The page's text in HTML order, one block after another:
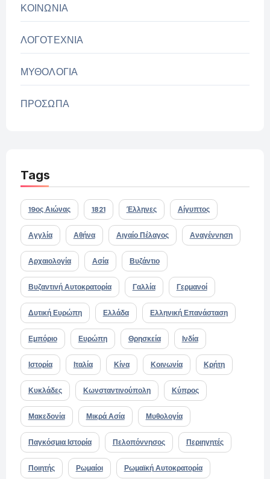
ΚΟΙΝΩΝΙΑ
ΛΟΓΟΤΕΧΝΙΑ
ΜΥΘΟΛΟΓΙΑ
ΠΡΟΣΩΠΑ
Tags
19ος Αιώνας 1821 Έλληνες Αίγυπτος
Αγγλία Αθήνα Αιγαίο Πέλαγος Αναγέννηση
Αρχαιολογία Ασία Βυζάντιο
Βυζαντινή Αυτοκρατορία Γαλλία Γερμανοί
Δυτική Ευρώπη Ελλάδα Ελληνική Επανάσταση
Εμπόριο Ευρώπη Θρησκεία Ινδία
Ιστορία Ιταλία Κίνα Κοινωνία Κρήτη
Κυκλάδες Κωνσταντινούπολη Κύπρος
Μακεδονία Μικρά Ασία Μυθολογία
Παγκόσμια Ιστορία Πελοπόννησος Περιηγητές
Ποιητής Ρωμαίοι Ρωμαϊκή Αυτοκρατορία